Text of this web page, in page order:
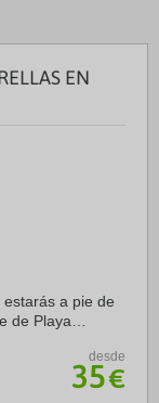
EN
a pie de
de Playa
desde
35€